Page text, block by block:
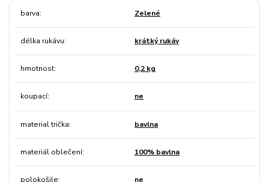
barva Zelené
délka rukávu krátký rukáv
hmotnost 0,2 kg
koupací ne
material trička bavlna
materiál oblečení 100% bavlna
polokošile ne